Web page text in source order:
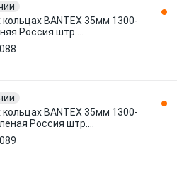
кольцах BANTEX 35мм 1300-
Россия штр.
871088
кольцах BANTEX 35мм 1300-
Россия штр.
871089